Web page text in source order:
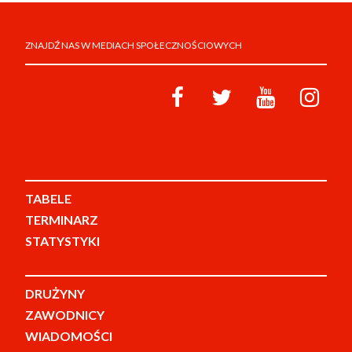
ZNAJDŹ NAS W MEDIACH SPOŁECZNOŚCIOWYCH
TABELE
TERMINARZ
STATYSTYKI
DRUŻYNY
ZAWODNICY
WIADOMOŚCI